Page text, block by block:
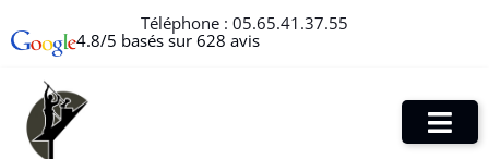
Téléphone : 05.65.41.37.55
4.8/5 basés sur 628 avis